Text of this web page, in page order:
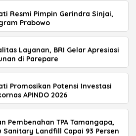
Resmi Pimpin Gerindra Sinjai,
Prabowo
Layanan, BRI Gelar Apresiasi
di Parepare
Promosikan Potensi Investasi
APINDO 2026
Pembenahan TPA Tamangapa,
Sanitary Landfill Capai 93 Persen